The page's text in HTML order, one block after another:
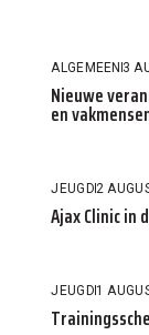
ALGEMEEN 3
Nieuwe
en
JEUGD2
Ajax Clinic in
JEUGD 1